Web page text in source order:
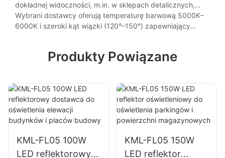
dokładnej widoczności, m.in. w sklepach detalicznych,
obiektach sportowych i liniach produkcyjnych.
Wybrani dostawcy oferują temperaturę barwową 5000K–
6000K i szeroki kąt wiązki (120°–150°) zapewniający
Produkty Powiązane
KML-FL05 100W
LED reflektorowy
KML-FL05 150W
LED reflektor